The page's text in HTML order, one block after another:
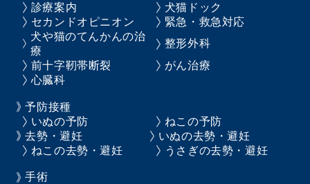
診療案内
犬猫ドック
セカンドオピニオン
緊急・救急対応
犬や猫のてんかんの治
療
整形外科
前十字靭帯断裂
がん治療
心臓科
予防接種
いぬの予防
ねこの予防
去勢・避妊
いぬの去勢・避妊
ねこの去勢・避妊
うさぎの去勢・避妊
手術